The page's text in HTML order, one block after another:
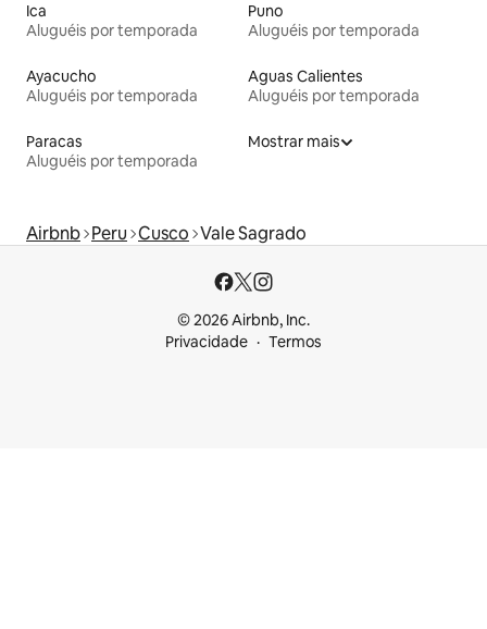
Ica
Aluguéis por temporada
Puno
Aluguéis por temporada
Ayacucho
Aluguéis por temporada
Aguas Calientes
Aluguéis por temporada
Paracas
Aluguéis por temporada
Mostrar mais
Airbnb Peru Cusco Vale Sagrado
© 2026 Airbnb, Inc.
Privacidade
Termos